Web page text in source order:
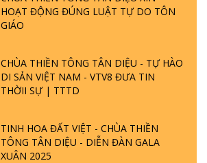
HOẠT ĐỘNG ĐÚNG LUẬT TỰ DO TÔN
GIÁO
CHÙA THIỀN TÔNG TÂN DIỆU - TỰ HÀO
DI SẢN VIỆT NAM - VTV8 ĐƯA TIN
THỜII SỰ | TTTD
TINH HOA ĐẤT VIỆT - CHÙA THIỀN
TÔNG TÂN DIỆU - DIỄN ĐÀN GALA
XUÂN 2025